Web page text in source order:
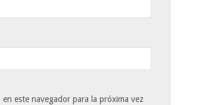
este navegador para la próxima vez